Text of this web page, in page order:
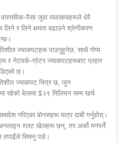
पैसा जुवा व्यवसायहरूले धेरै
लिने र लिने क्षमता बढाउने श्रेणीकरण
ज्याकपटहरू पाउनुहुनेछ, साथै गोप्य
र नेटवर्क-ग्रेटर ज्याकपटहरूबाट प्रहार
छ।
ज्याकपट भित्र छ, जुन
रहेको बेलामा $२९ मिलियन सम्म खर्च
गरिएका बोनसहरू मात्र दाबी गर्नुहोस्।
स्लट खेलहरू छन्, तर अर्को मनपर्ने
तपाईंले सिक्नु पर्छ।